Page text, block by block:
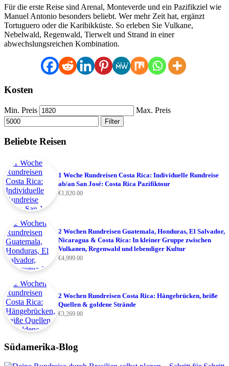
Für die erste Reise sind Arenal, Monteverde und ein Pazifikziel wie
Manuel Antonio besonders beliebt. Wer mehr Zeit hat, ergänzt
Tortuguero oder die Karibikküste. So erleben Sie Vulkane,
Nebelwald, Regenwald, Tierwelt und Strand in einer
abwechslungsreichen Kombination.
Kosten
Min. Preis Max. Preis
Filter
Beliebte Reisen
1 Woche Rundreisen Costa Rica: Individuelle Rundreise
ab/an San José: Costa Rica Pazifiktour
€1,820.00
2 Wochen Rundreisen Guatemala, Honduras, El Salvador,
Nicaragua & Costa Rica: In kleiner Gruppe zwischen
Vulkanen, Regenwald und lebendiger Kultur
€4,999.00
2 Wochen Rundreisen Costa Rica: Hängebrücken, heiße
Quellen & goldene Strände
€3,269.00
Südamerika-Blog